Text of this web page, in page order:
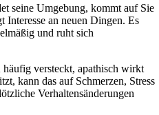
seine Umgebung, kommt auf Sie
Interesse an neuen Dingen. Es
und ruht sich
versteckt, apathisch wirkt
kann das auf Schmerzen, Stress
Verhaltensänderungen